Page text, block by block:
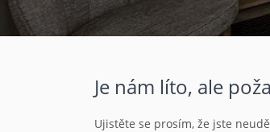
Je nám líto, ale
Ujistěte se prosím, že jste